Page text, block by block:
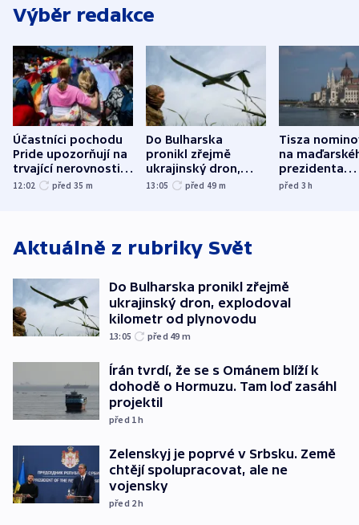
Výběr redakce
Účastníci pochodu
Pride upozorňují na
trvající nerovnosti i
společenskou
12:02 před 35 m
Do Bulharska
pronikl zřejmě
ukrajinský dron,
explodoval kilometr
13:05 před 49 m
Tisza
na
prezidenta
bývalého
před 3h
Aktuálně z rubriky Svět
Do Bulharska pronikl zřejmě
ukrajinský dron, explodoval
kilometr od plynovodu
13:05 před 49 m
Írán tvrdí, že se s Ománem blíží k
dohodě o Hormuzu. Tam loď zasáhl
projektil
před 1h
Zelenskyj je poprvé v Srbsku. Země
chtějí spolupracovat, ale ne
vojensky
před 2h